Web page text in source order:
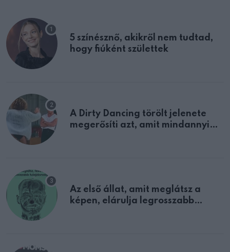
5 színésznő, akikről nem tudtad,
hogy fiúként születtek
A Dirty Dancing törölt jelenete
megerősíti azt, amit mindannyian
Az első állat, amit meglátsz a
képen, elárulja legrosszabb